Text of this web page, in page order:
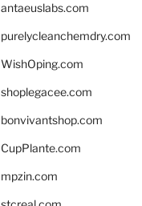
antaeuslabs.com
purelycleanchemdry.com
WishOping.com
shoplegacee.com
bonvivantshop.com
CupPlante.com
mpzin.com